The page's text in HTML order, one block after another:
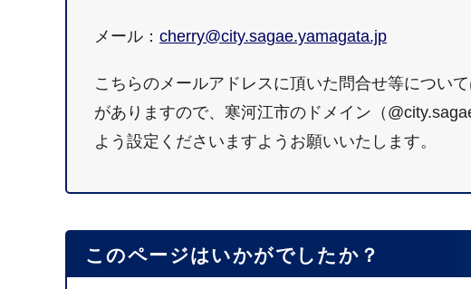
メール： cherry@city.sagae.yamagata.jp
こちらのメールアドレスに頂いた問合せ等につい
がありますので、寒河江市のドメイン（
よう設定くださいますようお願いいたします。
このページはいかがでしたか？